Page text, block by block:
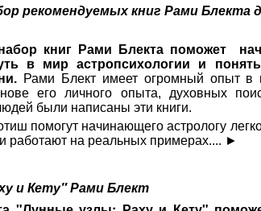
рекомендуемых книг Рами Блекта
книг Рами Блекта поможет
в мир астропсихологии и
Рами Блект имеет огромный опыт в
его личного опыта, духовных
были написаны эти книги.
помогут начинающего астрологу
работают на реальных примерах.... ►
и Кету" Рами Блект